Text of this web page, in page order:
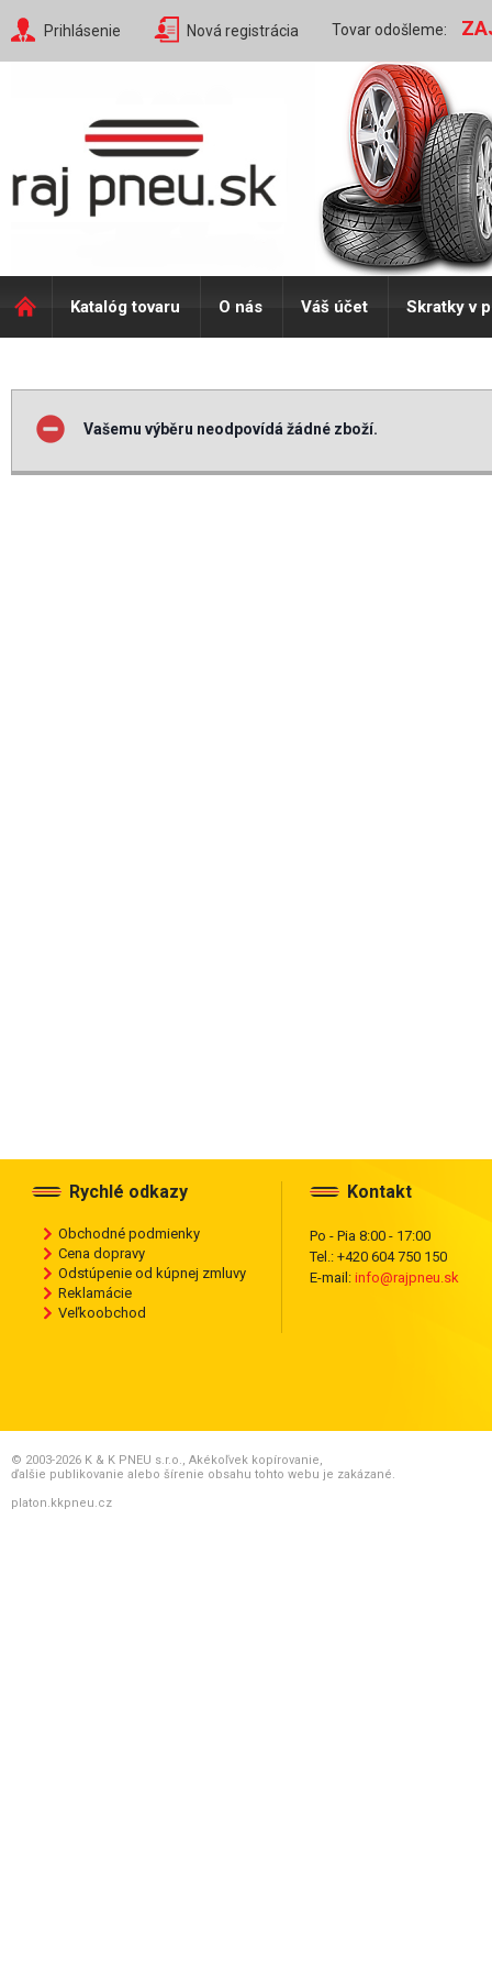
Prihlásenie Nová registrácia Tovar odošleme:
Katalóg tovaru O nás Váš účet Skratky v
Vašemu výběru neodpovídá žádné zboží.
Rychlé odkazy
Obchodné podmienky
Cena dopravy
Odstúpenie od kúpnej zmluvy
Reklamácie
Veľkoobchod
Kontakt
Po - Pia 8:00 - 17:00
Tel.: +420 604 750 150
E-mail: info@rajpneu.sk
© 2003-2026 K & K PNEU s.r.o., Akékoľvek kopírovanie,
ďalšie publikovanie alebo šírenie obsahu tohto webu je zakázané.
platon.kkpneu.cz